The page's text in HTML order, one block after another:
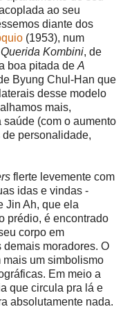
ao seu
diante dos
(1953), num
Querida Kombini, de
boa pitada de A
Byung Chul-Han que
desse modelo
mais,
(com o aumento
personalidade,
flerte levemente com
idas e vindas -
Jin Ah, que ela
prédio, é encontrado
corpo em
moradores. O
um simbolismo
Em meio a
que circula pra lá e
absolutamente nada.